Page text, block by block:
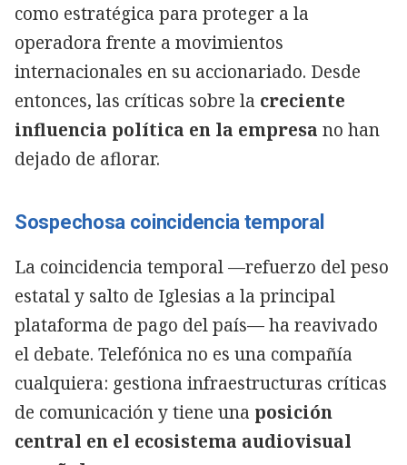
como estratégica para proteger a la
operadora frente a movimientos
internacionales en su accionariado. Desde
entonces, las críticas sobre la creciente
influencia política en la empresa no han
dejado de aflorar.
Sospechosa coincidencia temporal
La coincidencia temporal —refuerzo del peso
estatal y salto de Iglesias a la principal
plataforma de pago del país— ha reavivado
el debate. Telefónica no es una compañía
cualquiera: gestiona infraestructuras críticas
de comunicación y tiene una posición
central en el ecosistema audiovisual